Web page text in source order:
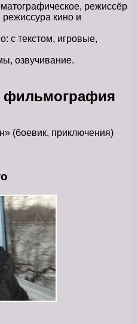
режиссёр
кино и
с текстом, игровые,
озвучивание.
(боевик, приключения)